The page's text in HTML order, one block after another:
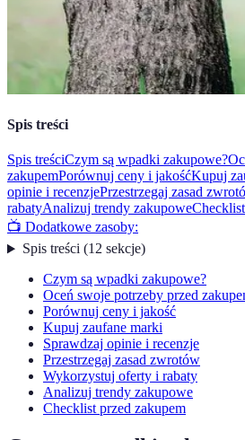
Spis treści
Spis treściCzym są wpadki zakupowe?
zakupemPorównuj ceny i jakośćKupuj
opinie i recenzjePrzestrzegaj zasad
rabatyAnalizuj trendy zakupowe
📺 Dodatkowe zasoby:
Spis treści(12 sekcje)
Czym są wpadki zakupowe?
Oceń swoje potrzeby przed
Porównuj ceny i jakość
Kupuj zaufane marki
Sprawdzaj opinie i recenzje
Przestrzegaj zasad zwrotów
Wykorzystuj oferty i rabaty
Analizuj trendy zakupowe
Checklist przed zakupem